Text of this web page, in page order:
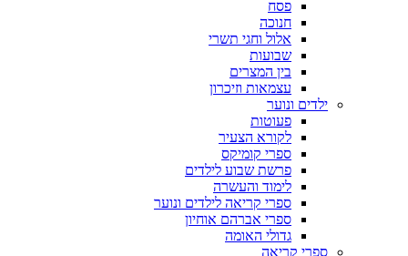
פסח
חנוכה
אלול וחגי תשרי
שבועות
בין המצרים
עצמאות וזיכרון
ילדים ונוער
פעוטות
לקורא הצעיר
ספרי קומיקס
פרשת שבוע לילדים
לימוד והעשרה
ספרי קריאה לילדים ונוער
ספרי אברהם אוחיון
גדולי האומה
ספרי קריאה